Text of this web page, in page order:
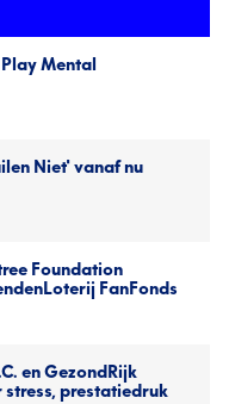
Mental
Niet' vanaf nu
Foundation
FanFonds
en GezondRijk
prestatiedruk